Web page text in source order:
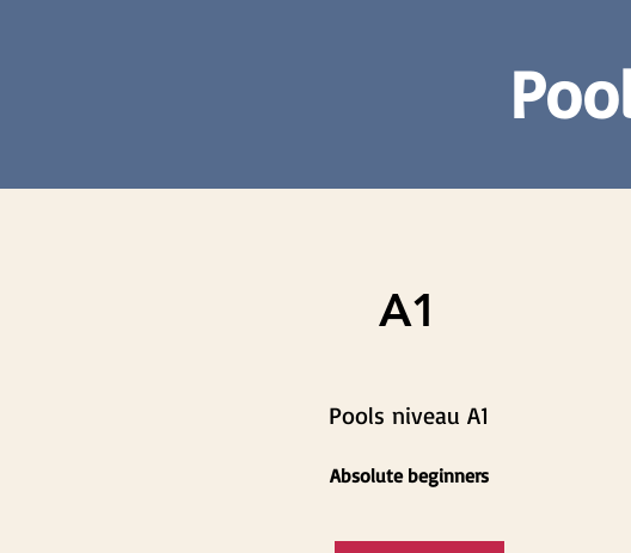
A1
Pools niveau A1
Absolute beginners